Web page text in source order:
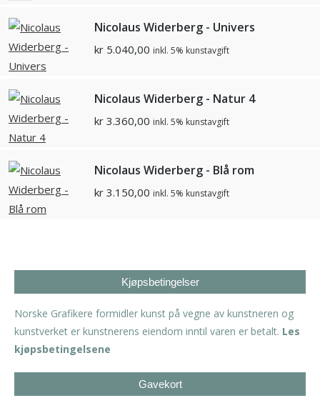
Nicolaus Widerberg - Univers
kr 5.040,00 inkl. 5% kunstavgift
Nicolaus Widerberg - Natur 4
kr 3.360,00 inkl. 5% kunstavgift
Nicolaus Widerberg - Blå rom
kr 3.150,00 inkl. 5% kunstavgift
Kjøpsbetingelser
Norske Grafikere formidler kunst på vegne av kunstneren og
kunstverket er kunstnerens eiendom inntil varen er betalt. Les
kjøpsbetingelsene
Gavekort